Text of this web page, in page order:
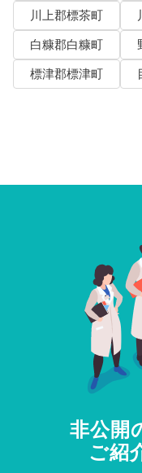
川上郡標茶町
白糠郡白糠町
標津郡標津町
非公開
ご紹